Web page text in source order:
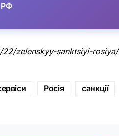
РФ
zelenskyy-sanktsiyi-rosiya/
Росія санкції